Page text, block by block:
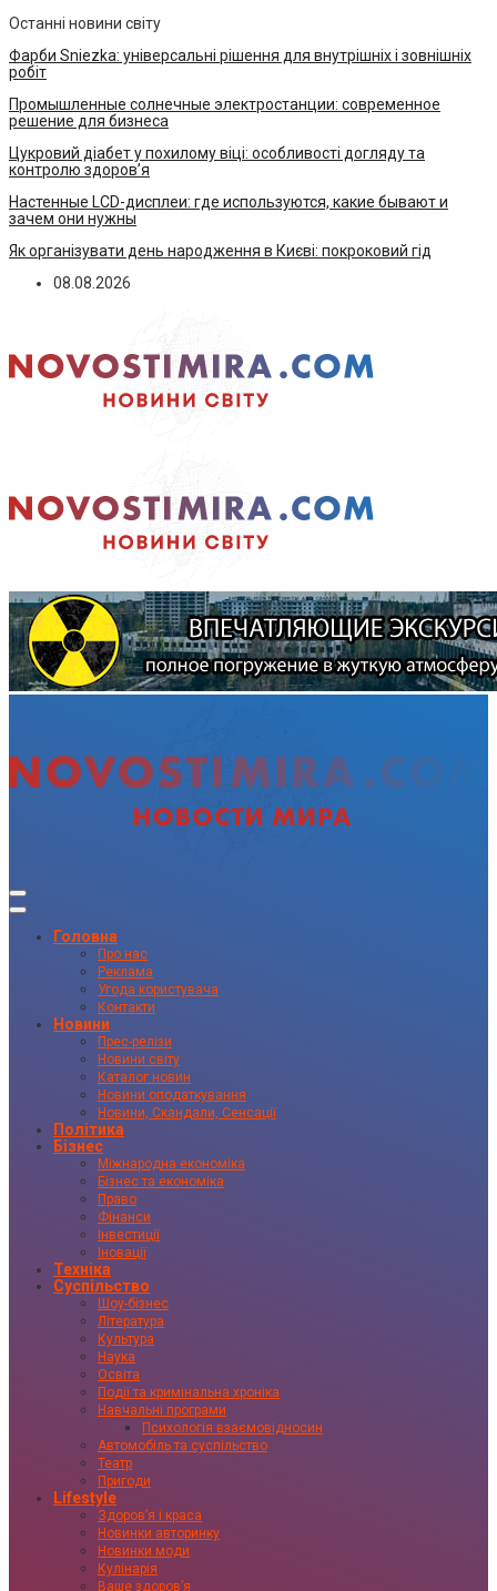
Останні новини світу
Фарби Sniezka: універсальні рішення для внутрішніх і зовнішніх
робіт
Промышленные солнечные электростанции: современное
решение для бизнеса
Цукровий діабет у похилому віці: особливості догляду та
контролю здоров’я
Настенные LCD-дисплеи: где используются, какие бывают и
зачем они нужны
Як організувати день народження в Києві: покроковий гід
08.08.2026
Головна
Про нас
Реклама
Угода користувача
Контакти
Новини
Прес-релізи
Новини світу
Каталог новин
Новини оподаткування
Новини, Скандали, Сенсації
Політика
Бізнес
Міжнародна економіка
Бізнес та економіка
Право
Фінанси
Інвестиції
Іновації
Техніка
Суспільство
Шоу-бізнес
Література
Культура
Наука
Освіта
Події та кримінальна хроніка
Навчальні програми
Психологія взаємовідносин
Автомобіль та суспільство
Театр
Пригоди
Lifestyle
Здоровʼя і краса
Новинки авторинку
Новинки моди
Кулінарія
Ваше здоровʼя